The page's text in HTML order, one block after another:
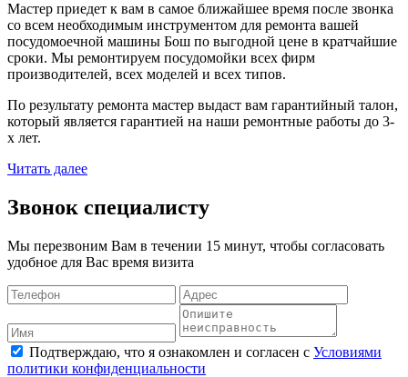
Мастер приедет к вам в самое ближайшее время после звонка
со всем необходимым инструментом для ремонта вашей
посудомоечной машины Бош по выгодной цене в кратчайшие
сроки. Мы ремонтируем посудомойки всех фирм
производителей, всех моделей и всех типов.
По результату ремонта мастер выдаст вам гарантийный талон,
который является гарантией на наши ремонтные работы до 3-
х лет.
Читать далее
Звонок специалисту
Мы перезвоним Вам в течении 15 минут, чтобы согласовать
удобное для Вас время визита
Подтверждаю, что я ознакомлен и согласен с Условиями
политики конфиденциальности